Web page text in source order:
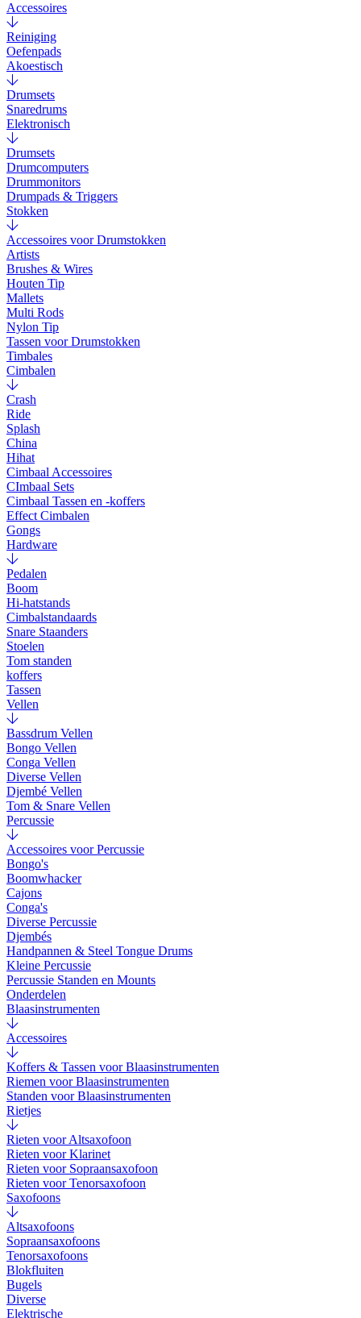
Accessoires
Reiniging
Oefenpads
Akoestisch
Drumsets
Snaredrums
Elektronisch
Drumsets
Drumcomputers
Drummonitors
Drumpads & Triggers
Stokken
Accessoires voor Drumstokken
Artists
Brushes & Wires
Houten Tip
Mallets
Multi Rods
Nylon Tip
Tassen voor Drumstokken
Timbales
Cimbalen
Crash
Ride
Splash
China
Hihat
Cimbaal Accessoires
CImbaal Sets
Cimbaal Tassen en -koffers
Effect Cimbalen
Gongs
Hardware
Pedalen
Boom
Hi-hatstands
Cimbalstandaards
Snare Staanders
Stoelen
Tom standen
koffers
Tassen
Vellen
Bassdrum Vellen
Bongo Vellen
Conga Vellen
Diverse Vellen
Djembé Vellen
Tom & Snare Vellen
Percussie
Accessoires voor Percussie
Bongo's
Boomwhacker
Cajons
Conga's
Diverse Percussie
Djembés
Handpannen & Steel Tongue Drums
Kleine Percussie
Percussie Standen en Mounts
Onderdelen
Blaasinstrumenten
Accessoires
Koffers & Tassen voor Blaasinstrumenten
Riemen voor Blaasinstrumenten
Standen voor Blaasinstrumenten
Rietjes
Rieten voor Altsaxofoon
Rieten voor Klarinet
Rieten voor Sopraansaxofoon
Rieten voor Tenorsaxofoon
Saxofoons
Altsaxofoons
Sopraansaxofoons
Tenorsaxofoons
Blokfluiten
Bugels
Diverse
Elektrische